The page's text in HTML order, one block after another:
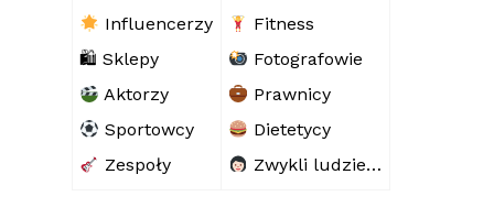
Influencerzy
🛍 Sklepy
Aktorzy
Sportowcy
Zespoły
Fitness
Fotografowie
Prawnicy
Dietetycy
Zwykli ludzie…